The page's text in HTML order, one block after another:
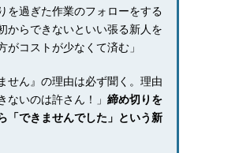
を過ぎた作業のフォローをする
からできないといい張る新人を
がコストが少なくて済む」
せん』の理由は必ず聞く。理由
ないのは許さん！」 締め切りを
「できませんでした」という新